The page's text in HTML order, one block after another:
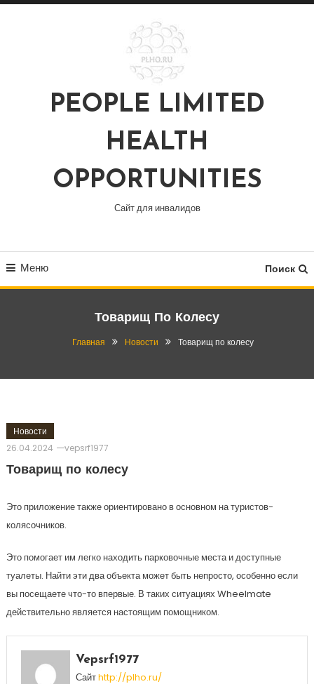
Перейти
PEOPLE LIMITED
HEALTH
OPPORTUNITIES
Сайт для инвалидов
Меню Поиск
Товарищ По Колесу
Главная Новости Товарищ по колесу
Новости
26.04.2024
vepsrf1977
Товарищ по колесу
Это приложение также ориентировано в основном на туристов-
колясочников.
Это помогает им легко находить парковочные места и доступные
туалеты. Найти эти два объекта может быть непросто, особенно если
вы посещаете что-то впервые. В таких ситуациях Wheelmate
действительно является настоящим помощником.
Vepsrf1977
Сайтhttp://plho.ru/